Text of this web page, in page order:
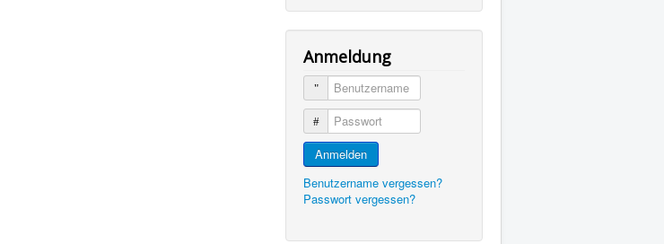
Anmeldung
Benutzername
Passwort
Anmelden
Benutzername vergessen?
Passwort vergessen?